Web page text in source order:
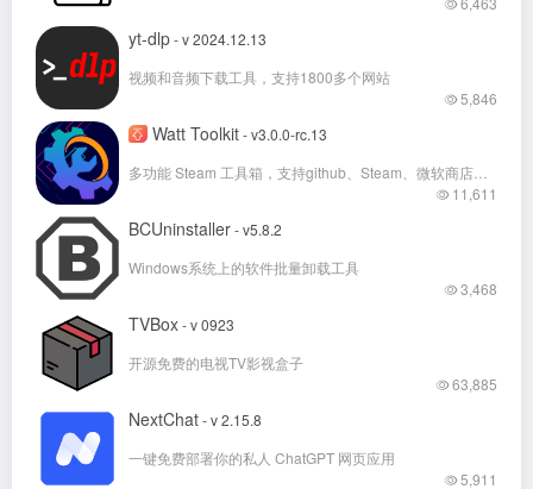
yt-dlp- v 2024.12.13
视频和音频下载工具，支持1800多个网站
5,846
Watt Toolkit- v3.0.0-rc.13
11,611
BCUninstaller- v5.8.2
Windows系统上的软件批量卸载工具
3,468
TVBox- v 0923
开源免费的电视TV影视盒子
63,885
NextChat- v 2.15.8
一键免费部署你的私人 ChatGPT 网页应用
5,911